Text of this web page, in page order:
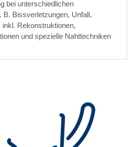
bei unterschiedlichen
B. Bissverletzungen, Unfall,
inkl. Rekonstruktionen,
und spezielle Nahttechniken